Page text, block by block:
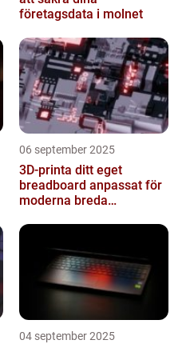
företagsdata i molnet
06 september 2025
3D-printa ditt eget
breadboard anpassat för
moderna breda
04 september 2025